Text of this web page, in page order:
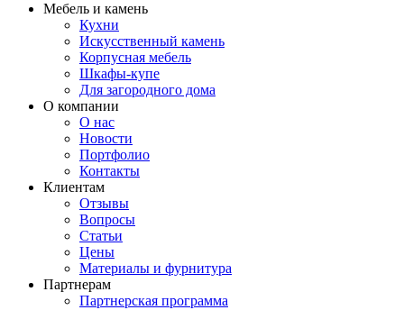
Мебель и камень
Кухни
Искусственный камень
Корпусная мебель
Шкафы-купе
Для загородного дома
О компании
О нас
Новости
Портфолио
Контакты
Клиентам
Отзывы
Вопросы
Статьи
Цены
Материалы и фурнитура
Партнерам
Партнерская программа